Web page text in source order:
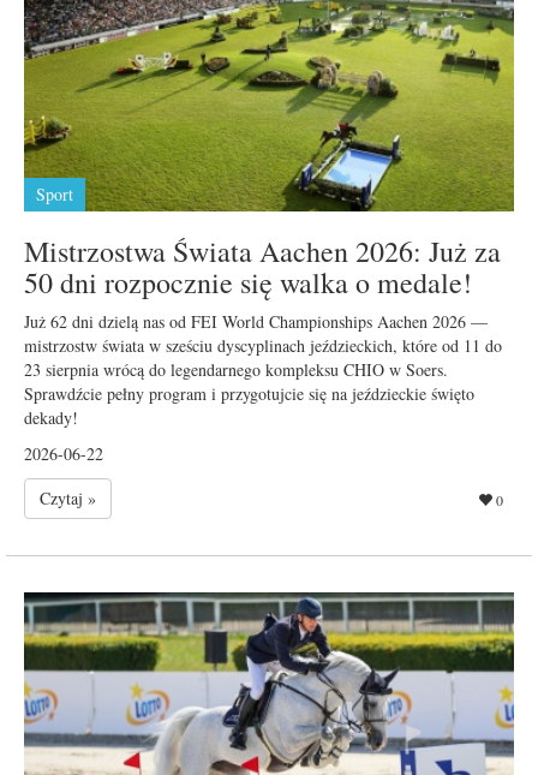
Sport
Mistrzostwa Świata Aachen 2026: Już za
50 dni rozpocznie się walka o medale!
Już 62 dni dzielą nas od FEI World Championships Aachen 2026 —
mistrzostw świata w sześciu dyscyplinach jeździeckich, które od 11 do
23 sierpnia wrócą do legendarnego kompleksu CHIO w Soers.
Sprawdźcie pełny program i przygotujcie się na jeździeckie święto
dekady!
2026-06-22
Czytaj »
0